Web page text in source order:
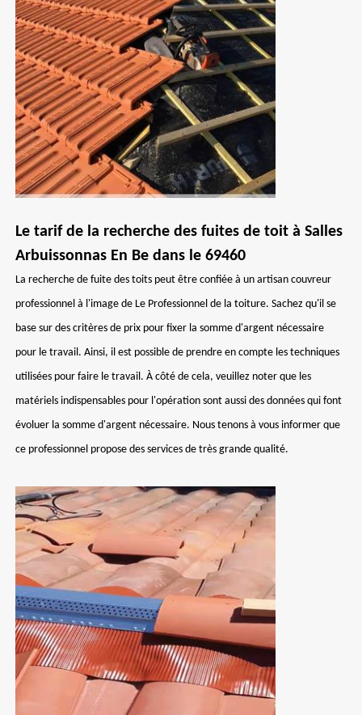
Le tarif de la recherche des fuites de toit à Salles
Arbuissonnas En Be dans le 69460
La recherche de fuite des toits peut être confiée à un artisan couvreur
professionnel à l'image de Le Professionnel de la toiture. Sachez qu'il se
base sur des critères de prix pour fixer la somme d'argent nécessaire
pour le travail. Ainsi, il est possible de prendre en compte les techniques
utilisées pour faire le travail. À côté de cela, veuillez noter que les
matériels indispensables pour l'opération sont aussi des données qui font
évoluer la somme d'argent nécessaire. Nous tenons à vous informer que
ce professionnel propose des services de très grande qualité.